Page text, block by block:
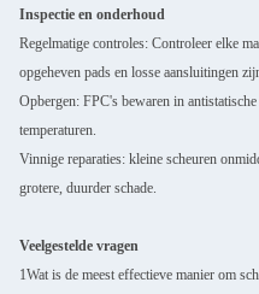
Inspectie en onderhoud
Regelmatige controles: Controleer elke
opgeheven pads en losse aansluitingen
Opbergen: FPC's bewaren in
temperaturen.
Vinnige reparaties: kleine scheuren
grotere, duurder schade.
Veelgestelde vragen
1Wat is de meest effectieve manier om